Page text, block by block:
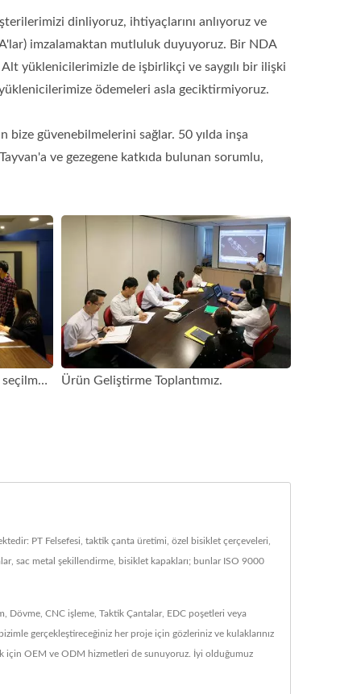
dinliyoruz, ihtiyaçlarını anlıyoruz ve
imzalamaktan mutluluk duyuyoruz. Bir NDA
yüklenicilerimizle de işbirlikçi ve saygılı bir ilişki
ödemeleri asla geciktirmiyoruz.
bize güvenebilmelerini sağlar. 50 yılda inşa
ve gezegene katkıda bulunan sorumlu,
Şirket refah komitesi üyelerinin seçilmesi. Ürün Geliştirme Toplantımız.
PT Felsefesi, taktik çanta üretimi, özel bisiklet çerçeveleri,
sac metal şekillendirme, bisiklet kapakları; bunlar ISO 9000
Dövme, CNC işleme, Taktik Çantalar, EDC poşetleri veya
gerçekleştireceğiniz her proje için gözleriniz ve kulaklarınız
için OEM ve ODM hizmetleri de sunuyoruz. İyi olduğumuz